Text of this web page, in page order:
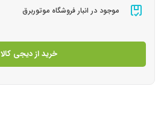
موجود در انبار فروشگاه موتوربرق
خرید از دیجی کالا